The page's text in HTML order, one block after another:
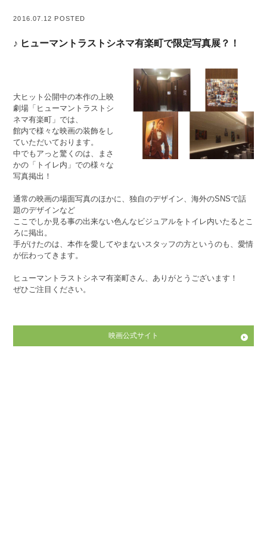
2016.07.12 POSTED
♪ ヒューマントラストシネマ有楽町で限定写真展？！
大ヒット公開中の本作の上映
劇場「ヒューマントラストシ
ネマ有楽町」では、
館内で様々な映画の装飾をし
ていただいております。
中でもアっと驚くのは、まさ
かの「トイレ内」での様々な
写真掲出！
通常の映画の場面写真のほかに、独自のデザイン、海外のSNSで話
題のデザインなど
ここでしか見る事の出来ない色んなビジュアルをトイレ内いたるとこ
ろに掲出。
手がけたのは、本作を愛してやまないスタッフの方というのも、愛情
が伝わってきます。
ヒューマントラストシネマ有楽町さん、ありがとうございます！
ぜひご注目ください。
映画公式サイト